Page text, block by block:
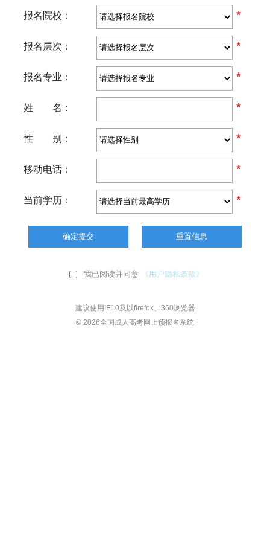
报名院校： *
报名层次： *
报名专业： *
姓 名： *
性 别： *
移动电话： *
当前学历： *
我已阅读并同意 《用户隐私条款》
建议使用IE10及以firefox、360浏览器
© 2026全国成人高考网上预报名系统